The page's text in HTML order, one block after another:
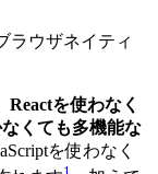
ラウザネイティ
を使わなく
くても多機能な
を使わなく